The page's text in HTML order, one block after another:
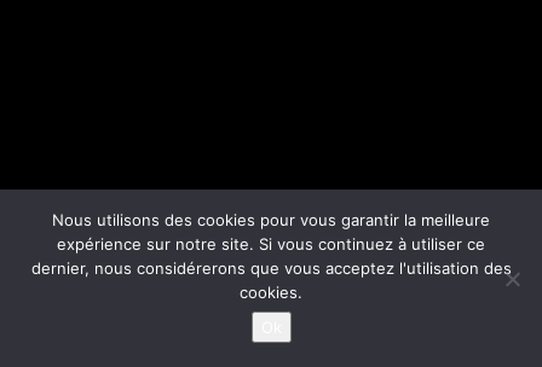
Nous utilisons des cookies pour vous garantir la meilleure
expérience sur notre site. Si vous continuez à utiliser ce
dernier, nous considérerons que vous acceptez l'utilisation des
cookies.